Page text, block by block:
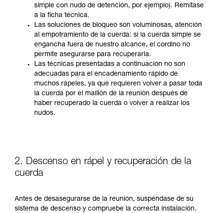
simple con nudo de detención, por ejemplo). Remítase
a la ficha técnica.
Las soluciones de bloqueo son voluminosas, atención
al empotramiento de la cuerda: si la cuerda simple se
engancha fuera de nuestro alcance, el cordino no
permite asegurarse para recuperarla.
Las técnicas presentadas a continuación no son
adecuadas para el encadenamiento rápido de
muchos rápeles, ya que requieren volver a pasar toda
la cuerda por el maillón de la reunión después de
haber recuperado la cuerda o volver a realizar los
nudos.
2. Descenso en rápel y recuperación de la
cuerda
Antes de desasegurarse de la reunión, suspéndase de su
sistema de descenso y compruebe la correcta instalación.